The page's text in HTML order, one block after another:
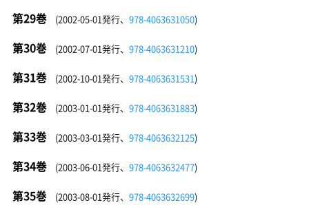
第29巻 (2002-05-01発行、 978-4063631050)
第30巻 (2002-07-01発行、 978-4063631210)
第31巻 (2002-10-01発行、 978-4063631531)
第32巻 (2003-01-01発行、 978-4063631883)
第33巻 (2003-03-01発行、 978-4063632125)
第34巻 (2003-06-01発行、 978-4063632477)
第35巻 (2003-08-01発行、 978-4063632699)